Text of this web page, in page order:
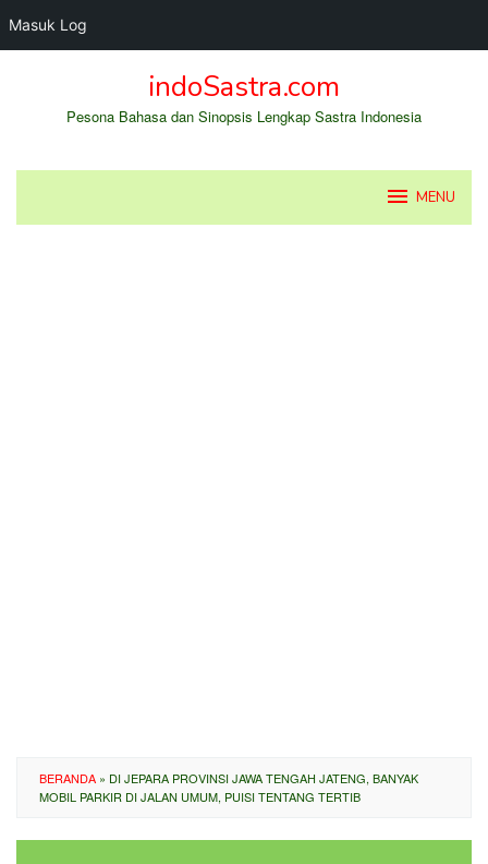
Masuk Log
indoSastra.com
Pesona Bahasa dan Sinopsis Lengkap Sastra Indonesia
MENU
BERANDA » DI JEPARA PROVINSI JAWA TENGAH JATENG, BANYAK
MOBIL PARKIR DI JALAN UMUM, PUISI TENTANG TERTIB